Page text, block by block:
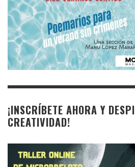
¡INSCRÍBETE AHORA Y
CREATIVIDAD!